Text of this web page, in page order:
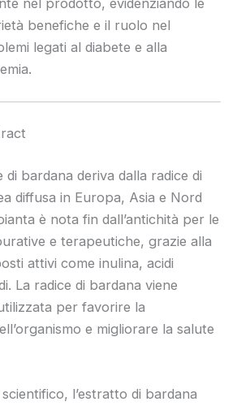
nel prodotto, evidenziando le
benefiche e il ruolo nel
legati al diabete e alla
di bardana deriva dalla radice di
diffusa in Europa, Asia e Nord
è nota fin dall’antichità per le
e terapeutiche, grazie alla
attivi come inulina, acidi
La radice di bardana viene
per favorire la
e migliorare la salute
l’estratto di bardana